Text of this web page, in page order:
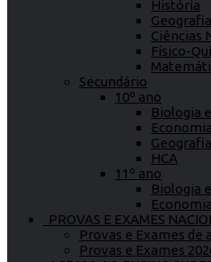
História
Geografia
Ciências
Físico-
Secundário
10º ano
Biologia
HCA
11º ano
Biologia
PROVAS E EXAMES
Provas e Exames
Provas e Exames